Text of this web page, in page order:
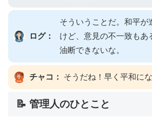
ログ：
そういうことだ。和平が
けど、意見の不一致もあ
油断できないな。
チャコ： そうだね！早く平和に
📝 管理人のひとこと